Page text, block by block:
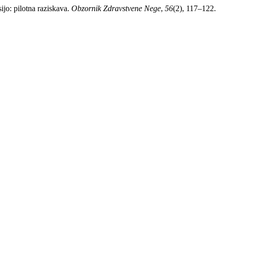
pilotna raziskava. Obzornik Zdravstvene Nege, 56(2), 117–122.